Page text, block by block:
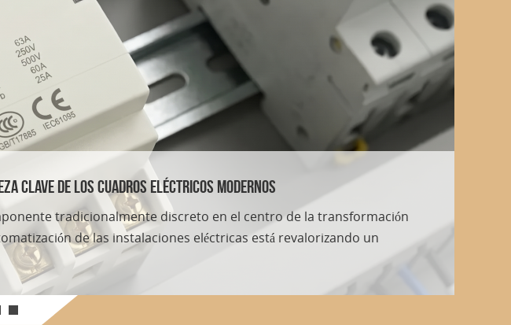
reguladores
instituciones que cumplen la normativa y mantienen diálogo
permite a los reguladores anticipar riesgos y a las instituciones